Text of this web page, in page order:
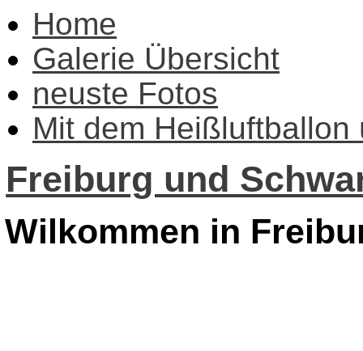
Home
Galerie Übersicht
neuste Fotos
Mit dem Heißluftballon
Freiburg und
Wilkommen in